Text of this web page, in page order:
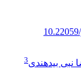
نبی بیدهندی3